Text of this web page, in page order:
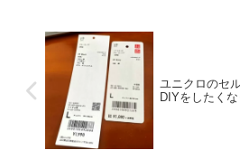
ユニクロのセ
DIYをしたく